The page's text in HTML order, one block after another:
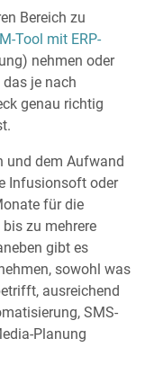
Bereich zu
Tool mit ERP-
nehmen oder
je nach
genau richtig
und dem Aufwand
Infusionsoft oder
für die
zu mehrere
gibt es
sowohl was
ausreichend
SMS-
Planung